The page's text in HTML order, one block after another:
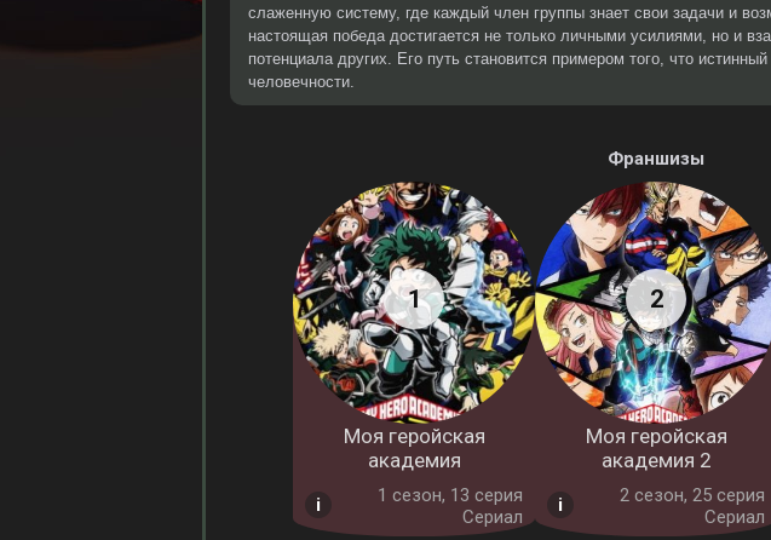
слаженную систему, где каждый член группы знает свои задачи и
настоящая победа достигается не только личными усилиями, но и
потенциала других. Его путь становится примером того, что
человечности.
Франшизы
Моя геройская
академия
1 cезон, 13 серия
Сериал
Моя геройская
академия 2
2 cезон, 25 серия
Сериал